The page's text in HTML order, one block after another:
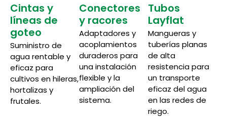
Cintas y
líneas de
goteo
Suministro de
agua rentable y
eficaz para
cultivos en hileras,
hortalizas y
frutales.
Conectores
y racores
Adaptadores y
acoplamientos
duraderos para
una instalación
flexible y la
ampliación del
sistema.
Tubos
Layflat
Mangueras y
tuberías planas
de alta
resistencia para
un transporte
eficaz del agua
en las redes de
riego.